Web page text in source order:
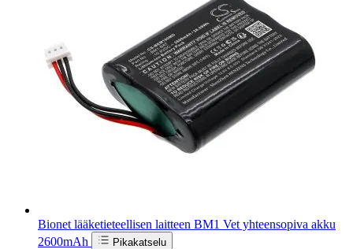
Bionet lääketieteellisen laitteen BM1 Vet yhteensopiva akku
2600mAh
Pikakatselu